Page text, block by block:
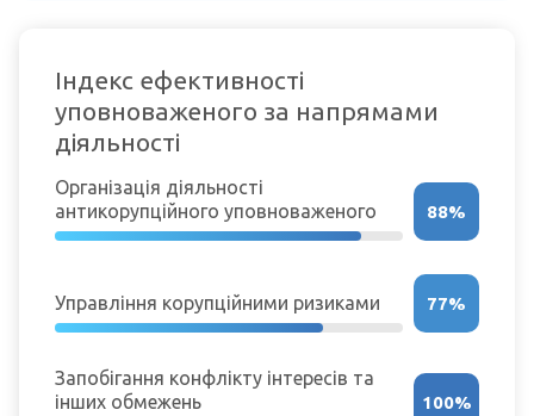
Індекс ефективності
уповноваженого за напрямами
діяльності
88%
Організація діяльності
антикорупційного уповноваженого
77%
Управління корупційними ризиками
100%
Запобігання конфлікту інтересів та
інших обмежень